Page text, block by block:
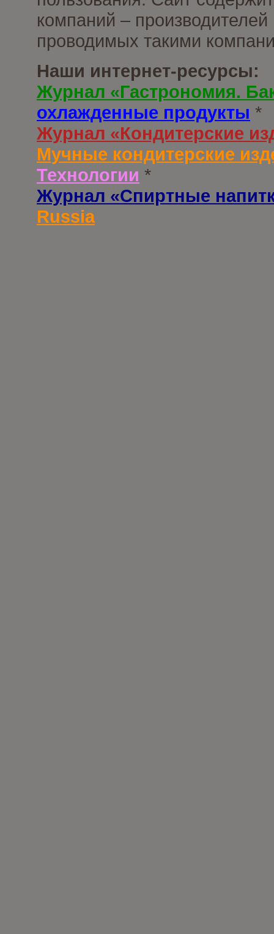
компаний –
проводимых такими
Наши интернет-ресурсы:
Журнал «Гастрономия.
охлажденные продукты *
Журнал «Кондитерские
Мучные кондитерские
Технологии *
Журнал «Спиртные
Russia